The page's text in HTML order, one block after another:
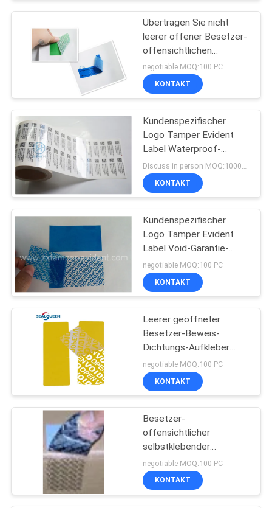
VERBINDUNG
FORDERN
ZITAT
SITEMAP
DATENSCHUTZRICHTLINIE
Übertragen Sie nicht
leerer offener Besetzer-
offensichtlichen
Aufkleber-
Nahrungsmittelverpackungs-
Sicherheits-Aufkleber
negotiable MOQ:100 PC
KONTAKT
Kundenspezifischer
Logo Tamper Evident
Label Waterproof-
Sicherheits-Dichtungs-
Aufkleber für
Verpackung
Discuss in person MOQ:1000pcs
KONTAKT
Kundenspezifischer
Logo Tamper Evident
Label Void-Garantie-
Sicherheits-Dichtungs-
Aufkleber
negotiable MOQ:100 PC
KONTAKT
Leerer geöffneter
Besetzer-Beweis-
Dichtungs-Aufkleber
keine übertragen
Sicherheits-Dichtungs-
Aufkleber
negotiable MOQ:100 PC
KONTAKT
Besetzer-
offensichtlicher
selbstklebender
Sicherheits-Dichtungs-
Aufkleber für
Verpackung
negotiable MOQ:100 PC
KONTAKT